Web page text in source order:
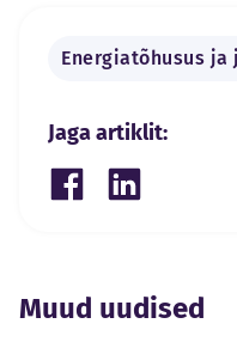
Energiatõhusus
Jaga artiklit:
Share on Facebook
Share on
Muud uudised